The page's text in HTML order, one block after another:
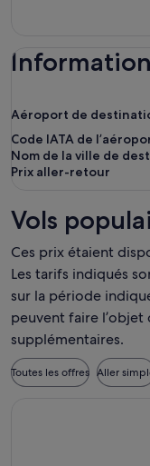
Aéroport de
Code IATA de
Nom de la ville de
Prix aller-retour
Vols
Ces prix étaient
Les tarifs indiqués
sur la période
peuvent faire
supplémentaires.
Toutes les offres Aller